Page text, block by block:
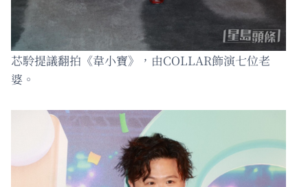
芯駖提議翻拍《韋小寶》，由COLLAR飾演七位老
婆。